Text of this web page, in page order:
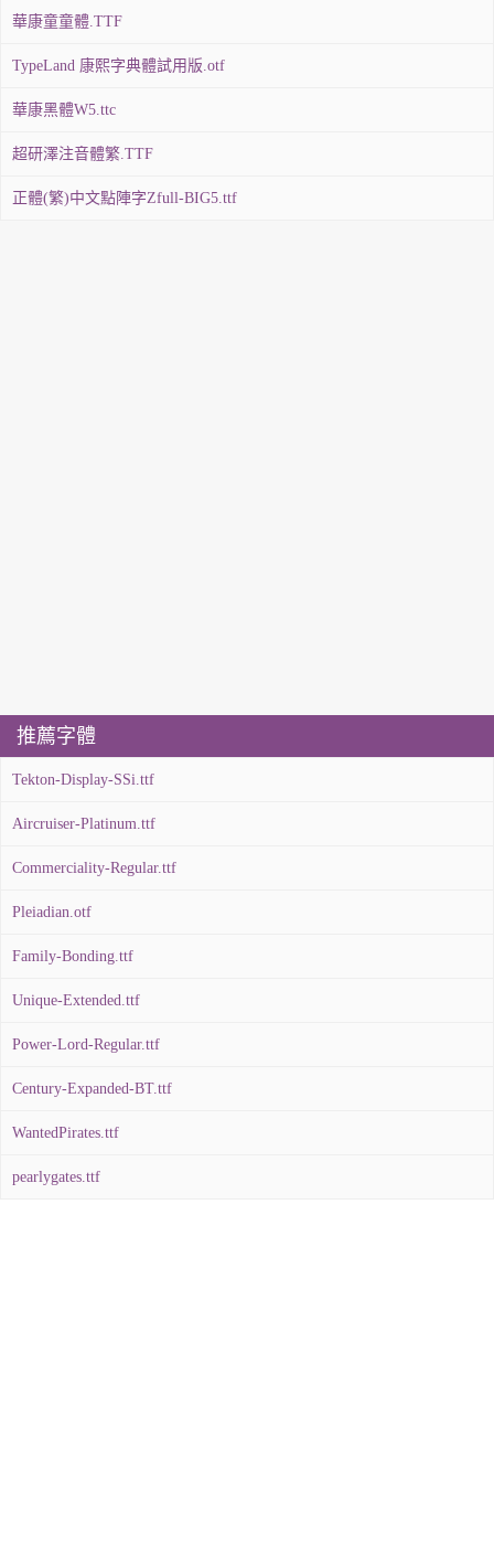
華康童童體.TTF
TypeLand 康熙字典體試用版.otf
華康黑體W5.ttc
超研澤注音體繁.TTF
正體(繁)中文點陣字Zfull-BIG5.ttf
推薦字體
Tekton-Display-SSi.ttf
Aircruiser-Platinum.ttf
Commerciality-Regular.ttf
Pleiadian.otf
Family-Bonding.ttf
Unique-Extended.ttf
Power-Lord-Regular.ttf
Century-Expanded-BT.ttf
WantedPirates.ttf
pearlygates.ttf